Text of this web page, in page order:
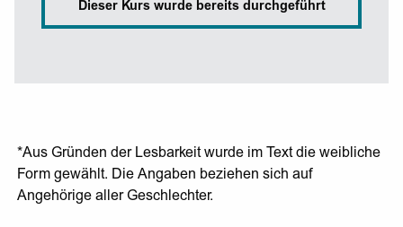
Dieser Kurs wurde bereits durchgeführt
*Aus Gründen der Lesbarkeit wurde im Text die weibliche
Form gewählt. Die Angaben beziehen sich auf
Angehörige aller Geschlechter.